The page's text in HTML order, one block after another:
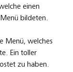
einen
bildeten.
Menü, welches
Ein toller
zu haben.